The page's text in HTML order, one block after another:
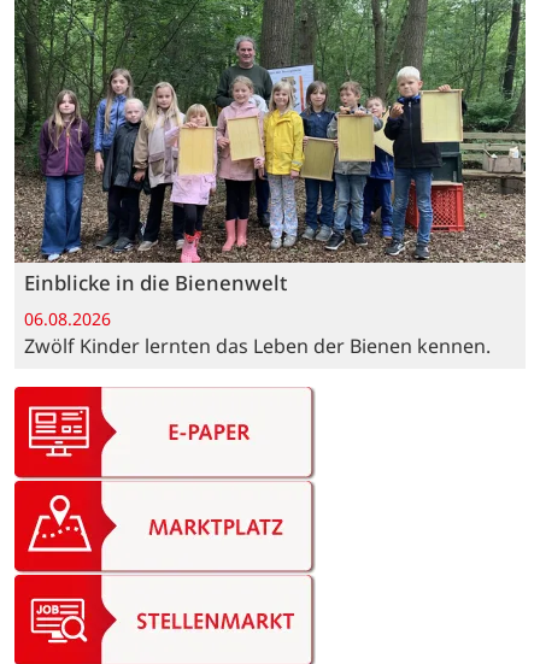
Einblicke in die Bienenwelt
06.08.2026
Zwölf Kinder lernten das Leben der Bienen kennen.